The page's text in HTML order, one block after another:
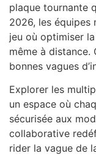
plaque tournante
2026, les
jeu où optimiser
même à distance.
bonnes vagues
Explorer les
un espace où
sécurisée aux
collaborative
rider la vague de